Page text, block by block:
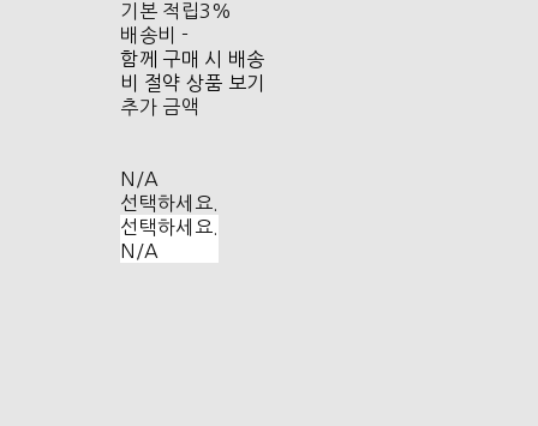
기본 적립3%
배송비 -
함께 구매 시 배송
비 절약 상품 보기
추가 금액
N/A
선택하세요.
선택하세요.
N/A